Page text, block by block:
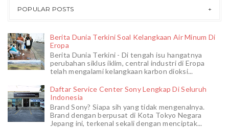
POPULAR POSTS
Berita Dunia Terkini Soal Kelangkaan Air Minum Di
Eropa
Berita Dunia Terkini - Di tengah isu hangatnya
perubahan siklus iklim, central industri di Eropa
telah mengalami kelangkaan karbon dioksi...
Daftar Service Center Sony Lengkap Di Seluruh
Indonesia
Brand Sony? Siapa sih yang tidak mengenalnya.
Brand dengan berpusat di Kota Tokyo Negara
Jepang ini, terkenal sekali dengan menciptak...